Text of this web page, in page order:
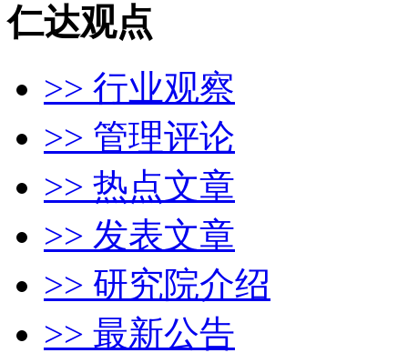
仁达观点
>> 行业观察
>> 管理评论
>> 热点文章
>> 发表文章
>> 研究院介绍
>> 最新公告